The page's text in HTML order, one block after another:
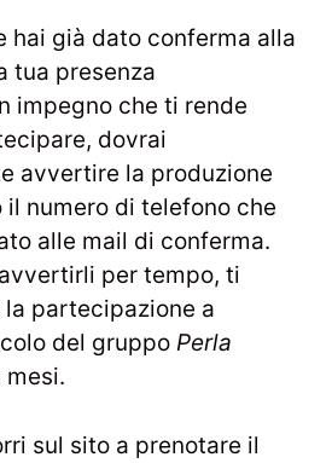
hai già dato conferma alla
tua presenza
impegno che ti rende
dovrai
avvertire la produzione
numero di telefono che
alle mail di conferma.
per tempo, ti
partecipazione a
del gruppo Perla
mesi.
sul sito a prenotare il